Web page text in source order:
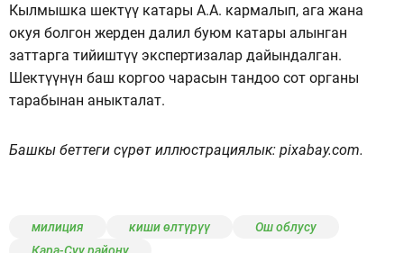
Кылмышка шектүү катары А.А. кармалып, ага жана
окуя болгон жерден далил буюм катары алынган
заттарга тийиштүү экспертизалар дайындалган.
Шектүүнүн баш коргоо чарасын тандоо сот органы
тарабынан аныкталат.
Башкы беттеги сүрөт иллюстрациялык: pixabay.com.
милиция киши өлтүрүү
Ош облусу
Кара-Суу району